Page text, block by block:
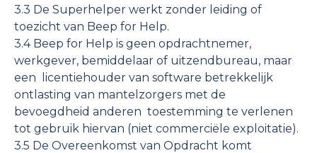
3.3 De Superhelper werkt zonder leiding of
toezicht van Beep for Help.
3.4 Beep for Help is geen opdrachtnemer,
werkgever, bemiddelaar of uitzendbureau, maar
een licentiehouder van software betrekkelijk
ontlasting van mantelzorgers met de
bevoegdheid anderen toestemming te verlenen
tot gebruik hiervan (niet commerciële exploitatie).
3.5 De Overeenkomst van Opdracht komt